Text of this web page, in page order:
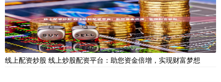
线上配资炒股 线上炒股配资平台：助您资金倍增，实现财富梦想